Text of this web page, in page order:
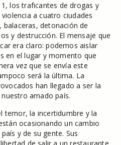
los traficantes de drogas y
a cuatro ciudades
balaceras, detonación de
y destrucción. El mensaje que
era claro: podemos aislar
en el lugar y momento que
vez que se envía este
será la última. La
han llegado a ser la
amado país.
temor, la incertidumbre y la
ocasionando un cambio
y de su gente. Sus